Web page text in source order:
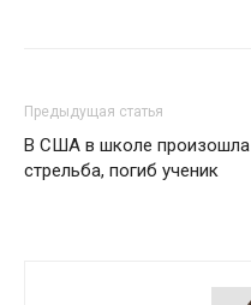
Предыдущая статья
В США в школе произошла
стрельба, погиб ученик